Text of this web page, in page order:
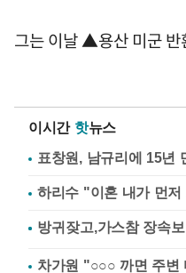
그는 이날 ▲용산 미군
이시간 핫뉴스
표창원, 남규리에 15
하리수 "이혼 내가 먼
차가원 "○○○ 까면 주